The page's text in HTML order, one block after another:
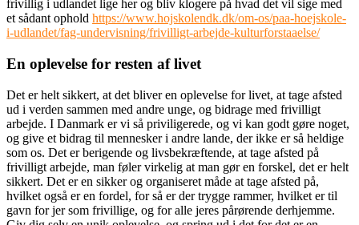
frivillig i udlandet lige her og bliv klogere på hvad det vil sige med
et sådant ophold https://www.hojskolendk.dk/om-os/paa-hoejskole-
i-udlandet/fag-undervisning/frivilligt-arbejde-kulturforstaaelse/
En oplevelse for resten af livet
Det er helt sikkert, at det bliver en oplevelse for livet, at tage afsted
ud i verden sammen med andre unge, og bidrage med frivilligt
arbejde. I Danmark er vi så priviligerede, og vi kan godt gøre noget,
og give et bidrag til mennesker i andre lande, der ikke er så heldige
som os. Det er berigende og livsbekræftende, at tage afsted på
frivilligt arbejde, man føler virkelig at man gør en forskel, det er helt
sikkert. Det er en sikker og organiseret måde at tage afsted på,
hvilket også er en fordel, for så er der trygge rammer, hvilket er til
gavn for jer som frivillige, og for alle jeres pårørende derhjemme.